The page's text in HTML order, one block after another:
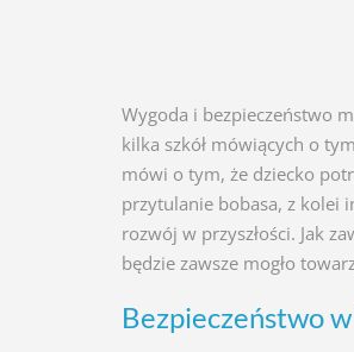
Wygoda i bezpieczeństwo
kilka szkół mówiących o
mówi o tym, że dziecko
przytulanie bobasa, z kolei
rozwój w przyszłości. Jak
będzie zawsze mogło
Bezpieczeństwo